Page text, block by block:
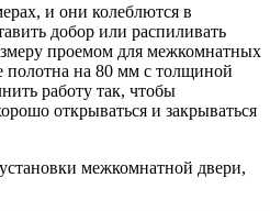
и они колеблются в
добор или распиливать
проемом для межкомнатных
полотна на 80 мм с толщиной
работу так, чтобы
открываться и закрываться
межкомнатной двери,